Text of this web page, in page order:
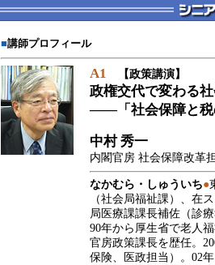
■講師プロフィール
A1 【政策講演】
政権交代で変わる
――「社会保障と税
中村 秀一
内閣官房 社会保障改革
なかむら・しゅういち●
（社会局福祉課）、在
局医療課課長補佐（診
90年から厚生省で老人
官房政策課長を歴任。
保険、医政担当）。02